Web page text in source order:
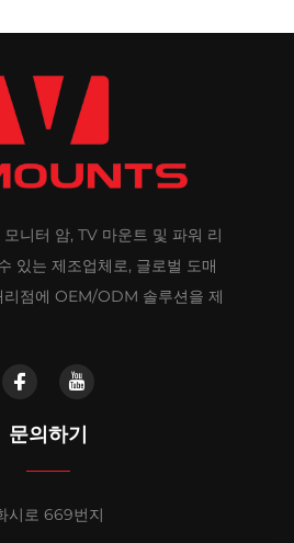
니터 암, TV 마운트 및 파워 리
있는 제조업체로, 글로벌 도매
리점에 OEM/ODM 솔루션을 제
문의하기
시로 669번지